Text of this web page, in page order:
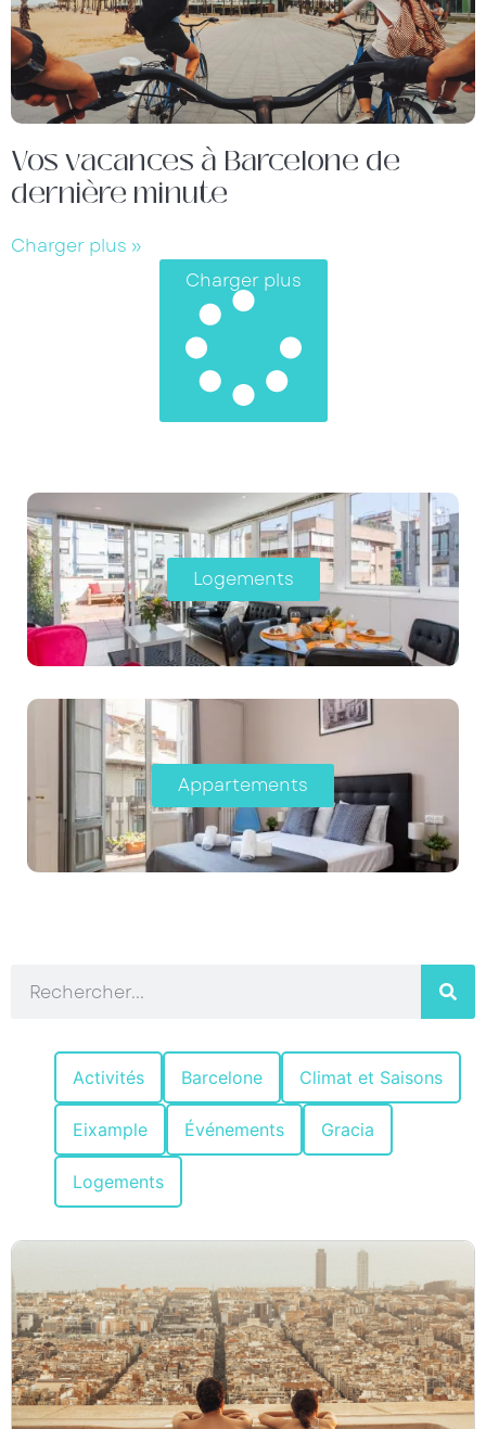
Vos vacances à Barcelone de
dernière minute
Charger plus »
Charger plus
Logements
Appartements
Activités Barcelone Climat et Saisons
Eixample Événements Gracia
Logements